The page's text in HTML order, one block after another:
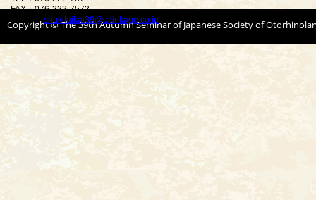
FAX：076-222-7572
E-mail： shukitaikai39@c-linkage.co.jp
Copyright © The 39th Autumn Seminar of Japanese Society of